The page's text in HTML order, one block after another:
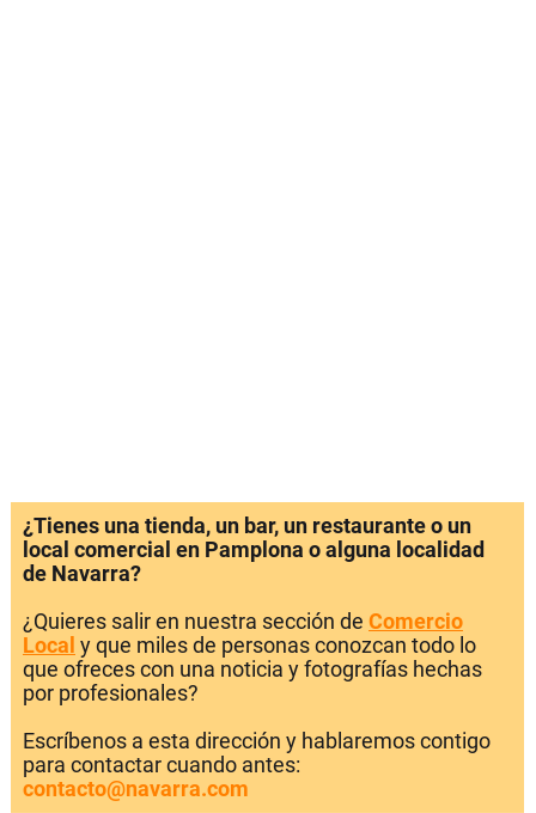
¿Tienes una tienda, un bar, un restaurante o un
local comercial en Pamplona o alguna localidad
de Navarra?
¿Quieres salir en nuestra sección de Comercio
Local y que miles de personas conozcan todo lo
que ofreces con una noticia y fotografías hechas
por profesionales?
Escríbenos a esta dirección y hablaremos contigo
para contactar cuando antes:
contacto@navarra.com